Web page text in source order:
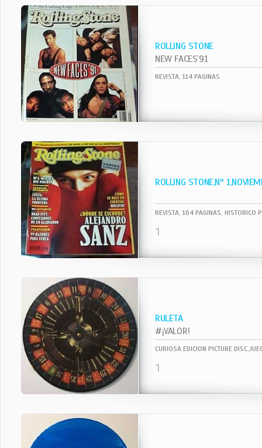
ROLLING STONE
NEW FACES`91
REVISTA, 114 PAGINAS
ROLLING STONE,Nº
REVISTA, 164 PAGINAS, HISTORICO
1
RULETA
#¡VALOR!
CURIOSA EDICION PICTURE
1